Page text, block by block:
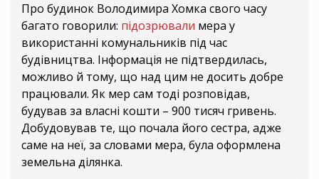
Про будинок Володимира Хомка свого часу
багато говорили: підозрювали мера у
використанні комунальників під час
будівництва. Інформація не підтвердилась,
можливо й тому, що над цим не досить добре
працювали. Як мер сам тоді розповідав,
будував за власні кошти – 900 тисяч гривень.
Добудовував те, що почала його сестра, адже
саме на неї, за словами мера, була оформлена
земельна ділянка.